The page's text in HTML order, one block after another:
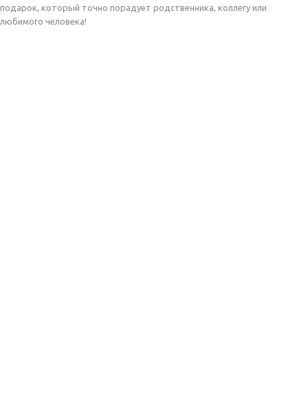
подарок, который точно порадует родственника, коллегу или
любимого человека!